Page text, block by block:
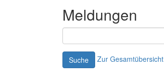
Meldungen
Suche Zur Gesamtübersicht